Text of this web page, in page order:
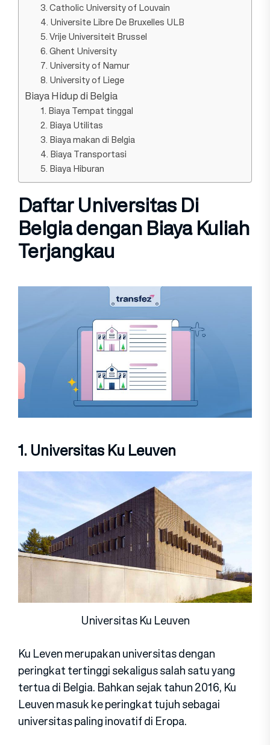
3. Catholic University of Louvain
4. Universite Libre De Bruxelles ULB
5. Vrije Universiteit Brussel
6. Ghent University
7. University of Namur
8. University of Liege
Biaya Hidup di Belgia
1. Biaya Tempat tinggal
2. Biaya Utilitas
3. Biaya makan di Belgia
4. Biaya Transportasi
5. Biaya Hiburan
Daftar Universitas Di
Belgia dengan Biaya Kuliah
Terjangkau
1. Universitas Ku Leuven
Universitas Ku Leuven
Ku Leven merupakan universitas dengan
peringkat tertinggi sekaligus salah satu yang
tertua di Belgia. Bahkan sejak tahun 2016, Ku
Leuven masuk ke peringkat tujuh sebagai
universitas paling inovatif di Eropa.